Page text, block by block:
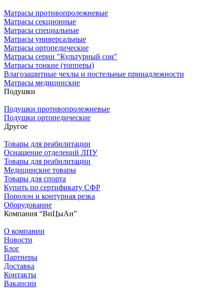
Матрасы противопролежневые
Матрасы секционные
Матрасы специальные
Матрасы универсальные
Матрасы ортопедические
Матрасы серии "Культурный сон"
Матрасы тонкие (топперы)
Влагозащитные чехлы и постельные принадлежности
Матрасы медицинские
Подушки
Подушки противопролежневые
Подушки ортопедические
Другое
Товары для реабилитации
Оснащение отделений ЛПУ
Товары для реабилитации
Медицинские товары
Товары для спорта
Купить по сертификату СФР
Поролон и контурная резка
Оборудование
Компания “ВиЦыАн”
О компании
Новости
Блог
Партнеры
Доставка
Контакты
Вакансии